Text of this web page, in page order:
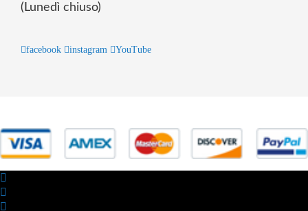
(Lunedì chiuso)
facebook instagram YouTube